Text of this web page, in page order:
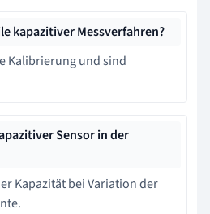
kapazitiver Messverfahren?
Kalibrierung und sind
Sensor in der
Kapazität bei Variation der